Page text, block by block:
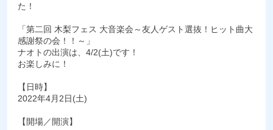
た！
「第二回 木梨フェス 大音楽会～友人ゲスト選抜！ヒット曲大
感謝祭の会！！～」
ナオトの出演は、4/2(土)です！
お楽しみに！
【日時】
2022年4月2日(土)
【開場／開演】